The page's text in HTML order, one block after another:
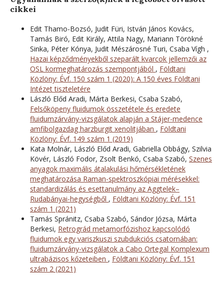
cikkei
Edit Thamo-Bozsó, Judit Füri, István János Kovács,
Tamás Biró, Edit Király, Attila Nagy, Mariann Törökné
Sinka, Péter Kónya, Judit Mészárosné Turi, Csaba Vígh ,
Hazai képződményekből szeparált kvarcok jellemzői az
OSL kormeghatározás szempontjából , Földtani
Közlöny: Évf. 150 szám 1 (2020): A 150 éves Földtani
Intézet tiszteletére
László Előd Aradi, Márta Berkesi, Csaba Szabó,
Felsőköpeny fluidumok összetétele és eredete
fluidumzárvány-vizsgálatok alapján a Stájer-medence
amfibolgazdag harzburgit xenolitjában , Földtani
Közlöny: Évf. 149 szám 1 (2019)
Kata Molnár, László Előd Aradi, Gabriella Obbágy, Szilvia
Kövér, László Fodor, Zsolt Benkó, Csaba Szabó, Szenes
anyagok maximális átalakulási hőmérsékletének
meghatározása Raman-spektroszkópiai mérésekkel:
standardizálás és esettanulmány az Aggtelek–
Rudabányai-hegységből , Földtani Közlöny: Évf. 151
szám 1 (2021)
Tamás Spránitz, Csaba Szabó, Sándor Józsa, Márta
Berkesi, Retrográd metamorfózishoz kapcsolódó
fluidumok egy variszkuszi szubdukciós csatornában:
fluidumzárvány-vizsgálatok a Cabo Ortegal Komplexum
ultrabázisos kőzeteiben , Földtani Közlöny: Évf. 151
szám 2 (2021)